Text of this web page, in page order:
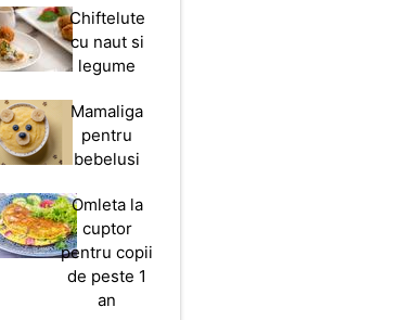
Chiftelute
cu naut si
legume
Mamaliga
pentru
bebelusi
Omleta la
cuptor
pentru copii
de peste 1
an